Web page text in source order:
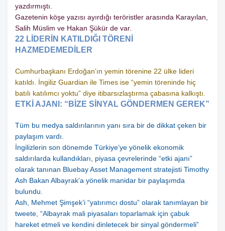
yazdırmıştı.
Gazetenin köşe yazısı ayırdığı teröristler arasında Karayılan,
Salih Müslim ve Hakan Şükür de var.
22 LİDERİN KATILDIĞI TÖRENİ
HAZMEDEMEDİLER
Cumhurbaşkanı Erdoğan’ın yemin törenine 22 ülke lideri
katıldı. İngiliz Guardian ile Times ise “yemin töreninde hiç
batılı katılımcı yoktu” diye itibarsızlaştırma çabasına kalkıştı.
ETKİ AJANI: “BİZE SİNYAL GÖNDERMEN GEREK”
Tüm bu medya saldırılarının yanı sıra bir de dikkat çeken bir
paylaşım vardı.
İngilizlerin son dönemde Türkiye’ye yönelik ekonomik
saldırılarda kullandıkları, piyasa çevrelerinde “etki ajanı”
olarak tanınan Bluebay Asset Management stratejisti Timothy
Ash Bakan Albayrak’a yönelik manidar bir paylaşımda
bulundu.
Ash, Mehmet Şimşek’i “yatırımcı dostu” olarak tanımlayan bir
tweete, “Albayrak mali piyasaları toparlamak için çabuk
hareket etmeli ve kendini dinletecek bir sinyal göndermeli”